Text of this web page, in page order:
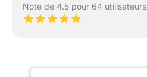
Note de 4.5 pour 64 utilisateurs